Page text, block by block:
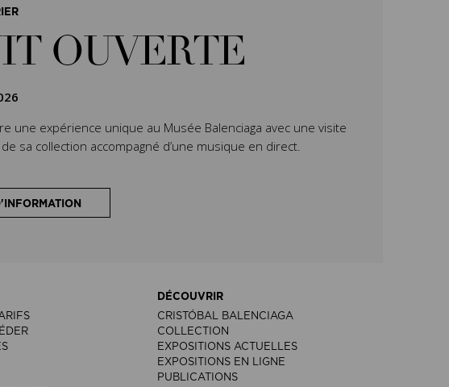
OUVERTE
une expérience unique au Musée Balenciaga avec une visite
sa collection accompagné d’une musique en direct.
DÉCOUVRIR
CRISTÓBAL BALENCIAGA
COLLECTION
EXPOSITIONS ACTUELLES
EXPOSITIONS EN LIGNE
PUBLICATIONS